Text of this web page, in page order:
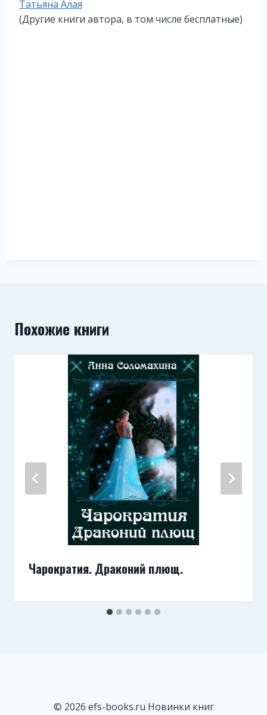
Метки
записи:
Татьяна Алая
(Другие книги автора, в том числе бесплатные)
Похожие книги
Чарократия. Драконий плющ.
© 2026 efs-books.ru Новинки книг